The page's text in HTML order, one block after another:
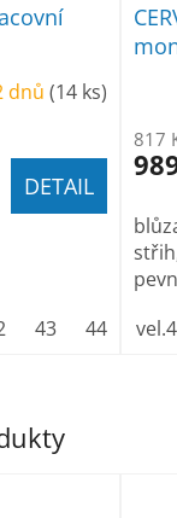
dnů(14 ks)
DETAIL
43 44 45
817